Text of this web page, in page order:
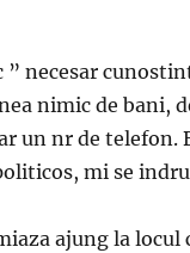
” necesar
nimic de bani,
un nr de telefon.
mi se
ajung la